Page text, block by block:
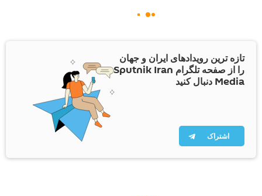
تازه ترین رویدادهای ایران و جهان
را از صفحه تلگرام Sputnik Iran
Media دنبال کنید
اشتراک